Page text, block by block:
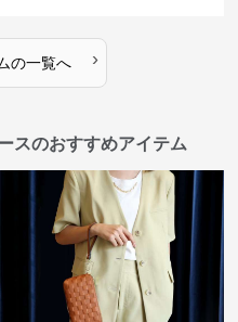
の一覧へ ›
スのおすすめアイテム